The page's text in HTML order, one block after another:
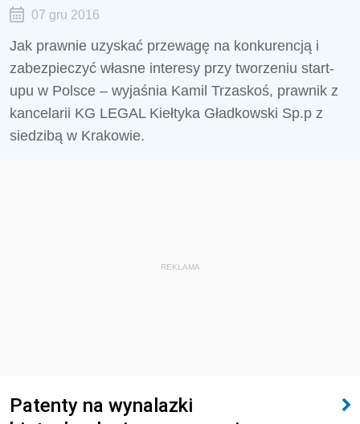
07 gru 2016
Jak prawnie uzyskać przewagę na konkurencją i
zabezpieczyć własne interesy przy tworzeniu start-
upu w Polsce – wyjaśnia Kamil Trzaskoś, prawnik z
kancelarii KG LEGAL Kiełtyka Gładkowski Sp.p z
siedzibą w Krakowie.
REKLAMA
Patenty na wynalazki